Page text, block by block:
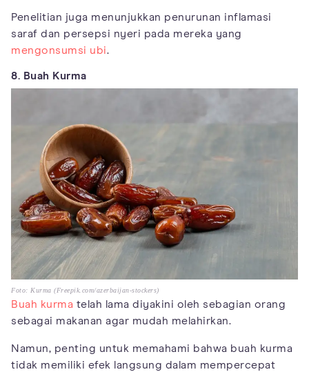
Penelitian juga menunjukkan penurunan inflamasi
saraf dan persepsi nyeri pada mereka yang
mengonsumsi ubi.
8. Buah Kurma
Foto: Kurma (Freepik.com/azerbaijan-stockers)
Buah kurma telah lama diyakini oleh sebagian orang
sebagai makanan agar mudah melahirkan.
Namun, penting untuk memahami bahwa buah kurma
tidak memiliki efek langsung dalam mempercepat